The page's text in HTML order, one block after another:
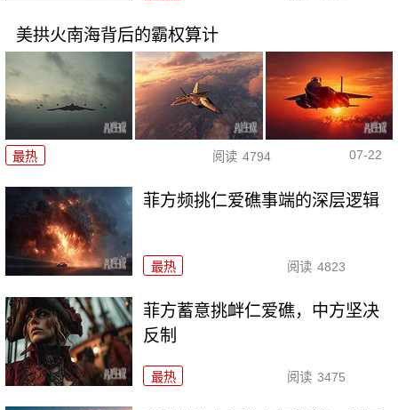
美拱火南海背后的霸权算计
最热 阅读 4794 07-22
菲方频挑仁爱礁事端的深层逻辑
最热 阅读 4823
菲方蓄意挑衅仁爱礁，中方坚决
反制
最热 阅读 3475